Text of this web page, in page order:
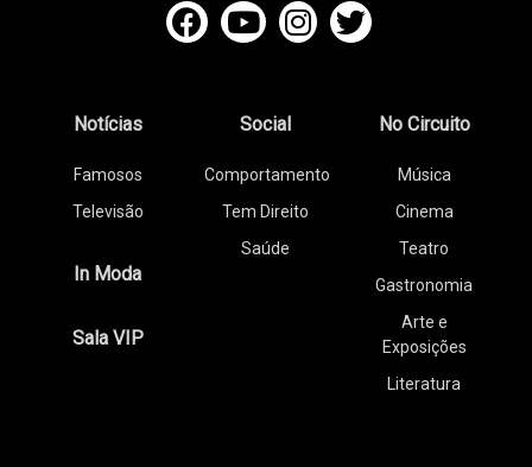
Notícias
Famosos
Televisão
In Moda
Sala VIP
Social
Comportamento
Tem Direito
Saúde
No Circuito
Música
Cinema
Teatro
Gastronomia
Arte e
Exposições
Literatura